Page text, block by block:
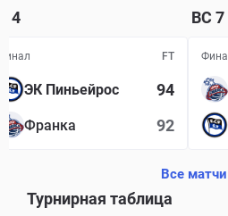
4
FT
ЭК Пиньейрос 94
Франка 92
ВС 7
Все матчи
Турнирная таблица